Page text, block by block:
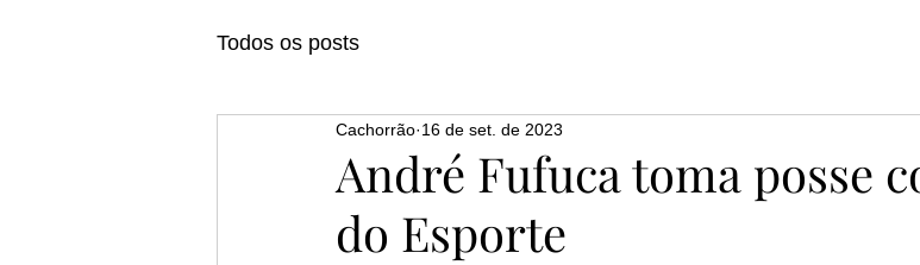
Todos os posts
André Fufuca toma posse
do Esporte
Cachorrão 16 de set. de 2023